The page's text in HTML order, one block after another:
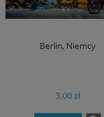
Berlin, Niemcy
3,00 zł